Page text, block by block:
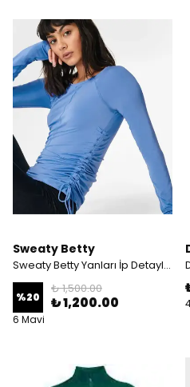
Sweaty Betty
Sweaty Betty Yanları İp Detaylı Uzun Kollu Mavi Body
%20
₺ 1,500.00
₺ 1,200.00
6 Mavi